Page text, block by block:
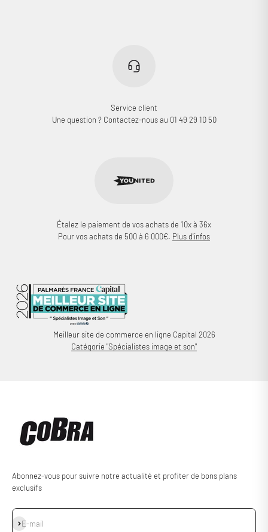
Service client
Une question ? Contactez-nous au 01 49 29 10 50
Étalez le paiement de vos achats de 10x à 36x
Pour vos achats de 500 à 6 000€. Plus d'infos
Meilleur site de commerce en ligne Capital 2026
Catégorie "Spécialistes image et son"
Abonnez-vous pour suivre notre actualité et profiter de bons plans
exclusifs
E-mail
S'inscrire